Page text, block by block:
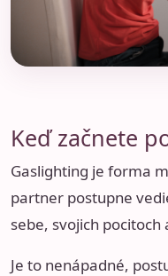
Keď začnete
Gaslighting je forma
partner postupne
sebe, svojich
Je to nenápadné,